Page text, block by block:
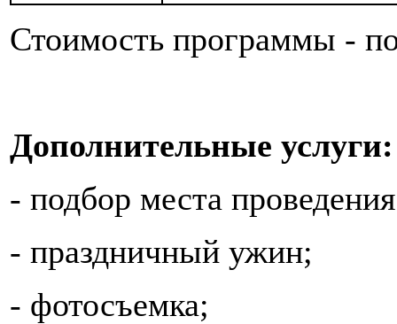
Стоимость программы -
Дополнительные услуги:
- подбор места
- праздничный ужин;
- фотосъемка;